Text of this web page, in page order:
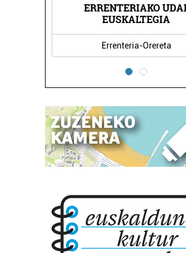
ERRENTERIAKO UDAL
EUSKALTEGIA
Errenteria-Orereta